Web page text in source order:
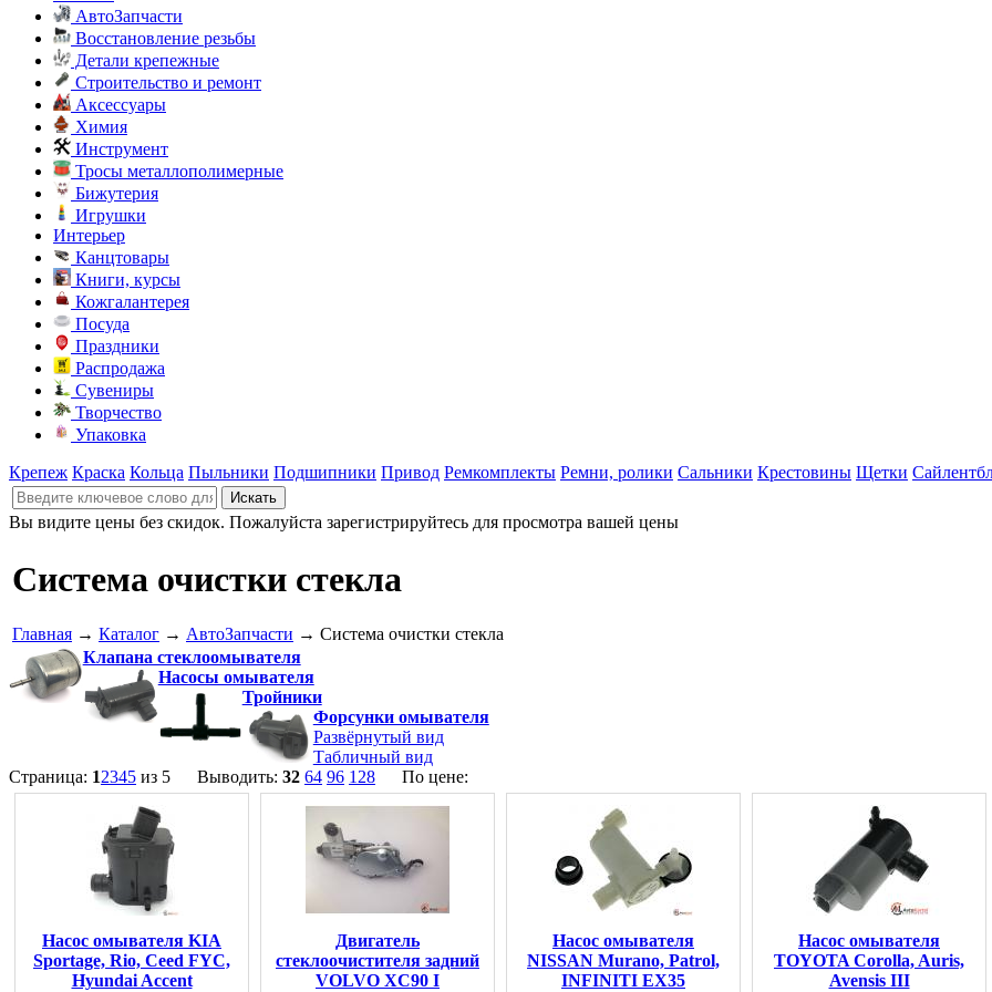
АвтоЗапчасти
Восстановление резьбы
Детали крепежные
Строительство и ремонт
Аксессуары
Химия
Инструмент
Тросы металлополимерные
Бижутерия
Игрушки
Интерьер
Канцтовары
Книги, курсы
Кожгалантерея
Посуда
Праздники
Распродажа
Сувениры
Творчество
Упаковка
Крепеж Краска Кольца Пыльники Подшипники Привод Ремкомплекты Ремни, ролики Сальники Крестовины Щетки
Вы видите цены без скидок. Пожалуйста зарегистрируйтесь для просмотра вашей цены
Система очистки стекла
Главная → Каталог → АвтоЗапчасти → Система очистки стекла
Клапана стеклоомывателя
Насосы омывателя
Тройники
Форсунки омывателя
Развёрнутый вид
Табличный вид
Страница: 12345 из 5 Выводить: 32 64 96 128 По цене:
Насос омывателя KIA
Sportage, Rio, Ceed FYC,
Hyundai Accent
Двигатель
стеклоочистителя задний
VOLVO XC90 I
Насос омывателя
NISSAN Murano, Patrol,
INFINITI EX35
Насос омывателя
TOYOTA Corolla, Auris,
Avensis III